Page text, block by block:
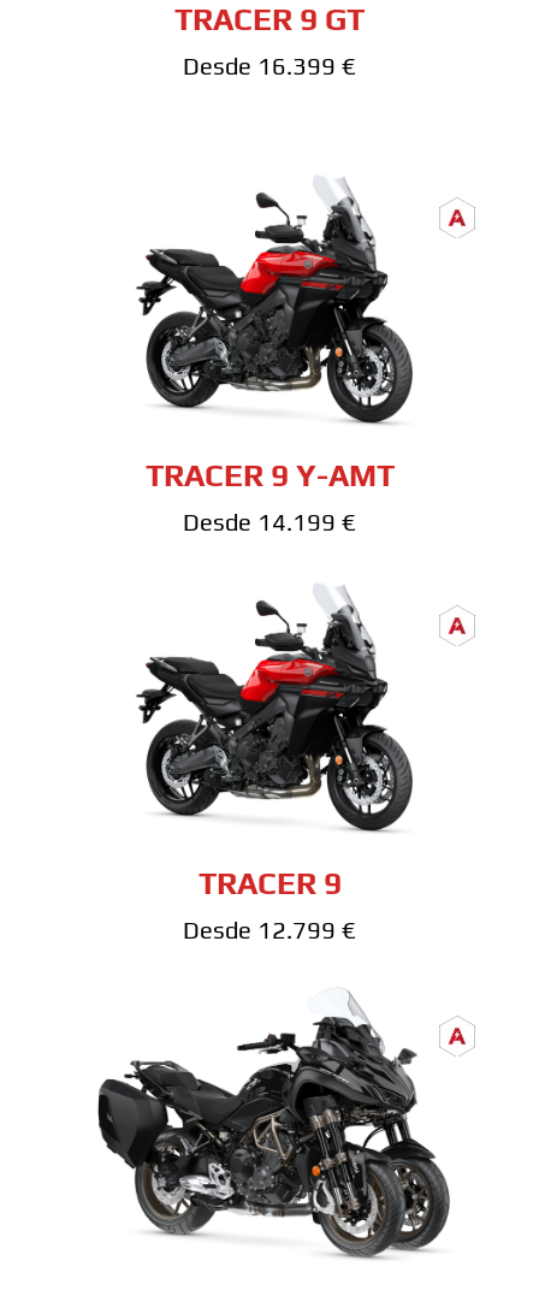
TRACER 9 GT
Desde 16.399 €
TRACER 9 Y-AMT
Desde 14.199 €
TRACER 9
Desde 12.799 €